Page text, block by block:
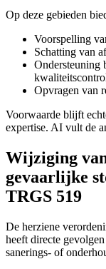
Op deze gebieden
Voorspelling
Schatting van
Ondersteuning
Opvragen van
Voorwaarde blijft
expertise. AI vult de
Wijziging
gevaarlijke
TRGS 519
De herziene
heeft directe
sanerings- of